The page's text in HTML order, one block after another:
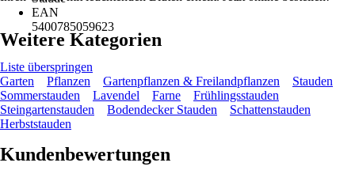
EAN
5400785059623
Weitere Kategorien
Liste überspringen
Garten
Pflanzen Gartenpflanzen & Freilandpflanzen
Stauden
Sommerstauden
Lavendel Farne
Frühlingsstauden
Steingartenstauden
Bodendecker Stauden
Schattenstauden
Herbststauden
Kundenbewertungen